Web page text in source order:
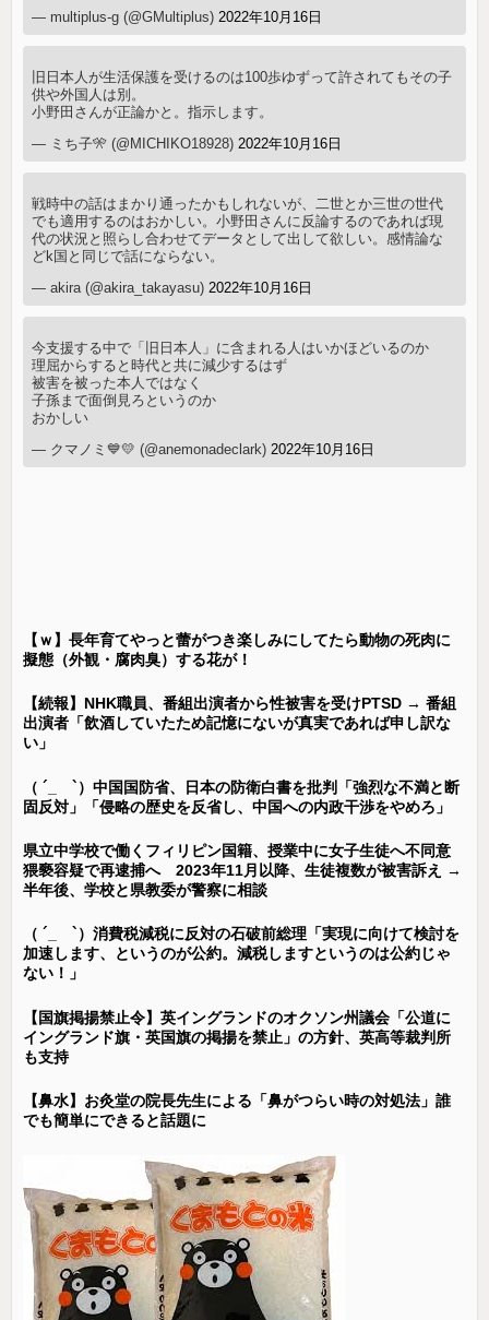
— multiplus-g (@GMultiplus) 2022年10月16日
旧日本人が生活保護を受けるのは100歩ゆずって許されてもその子
供や外国人は別。
小野田さんが正論かと。指示します。
— ミち子🎌 (@MICHIKO18928) 2022年10月16日
戦時中の話はまかり通ったかもしれないが、二世とか三世の世代
でも適用するのはおかしい。小野田さんに反論するのであれば現
代の状況と照らし合わせてデータとして出して欲しい。感情論な
どk国と同じで話にならない。
— akira (@akira_takayasu) 2022年10月16日
今支援する中で「旧日本人」に含まれる人はいかほどいるのか
理屈からすると時代と共に減少するはず
被害を被った本人ではなく
子孫まで面倒見ろというのか
おかしい
— クマノミ💙💛 (@anemonadeclark) 2022年10月16日
【ｗ】長年育てやっと蕾がつき楽しみにしてたら動物の死肉に
擬態（外観・腐肉臭）する花が！
【続報】NHK職員、番組出演者から性被害を受けPTSD → 番組
出演者「飲酒していたため記憶にないが真実であれば申し訳な
い」
（ ´_ゝ`）中国国防省、日本の防衛白書を批判「強烈な不満と断
固反対」「侵略の歴史を反省し、中国への内政干渉をやめろ」
県立中学校で働くフィリピン国籍、授業中に女子生徒へ不同意
猥褻容疑で再逮捕へ 2023年11月以降、生徒複数が被害訴え →
半年後、学校と県教委が警察に相談
（ ´_ゝ`）消費税減税に反対の石破前総理「実現に向けて検討を
加速します、というのが公約。減税しますというのは公約じゃ
ない！」
【国旗掲揚禁止令】英イングランドのオクソン州議会「公道に
イングランド旗・英国旗の掲揚を禁止」の方針、英高等裁判所
も支持
【鼻水】お灸堂の院長先生による「鼻がつらい時の対処法」誰
でも簡単にできると話題に